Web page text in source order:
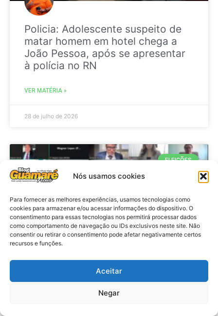
Nós usamos cookies
Para fornecer as melhores experiências, usamos tecnologias como
cookies para armazenar e/ou acessar informações do dispositivo. O
consentimento para essas tecnologias nos permitirá processar dados
como comportamento de navegação ou IDs exclusivos neste site. Não
consentir ou retirar o consentimento pode afetar negativamente certos
recursos e funções.
Aceitar
Negar
Policia: Adolescente suspeito de
matar homem em hotel chega a
João Pessoa, após se apresentar
à polícia no RN
VER MATÉRIA »
28 de julho de 2026
ELEIÇÕES
Eleições 2026: procuradores e
promotores eleitorais realizam
reunião de alinhamento no RN